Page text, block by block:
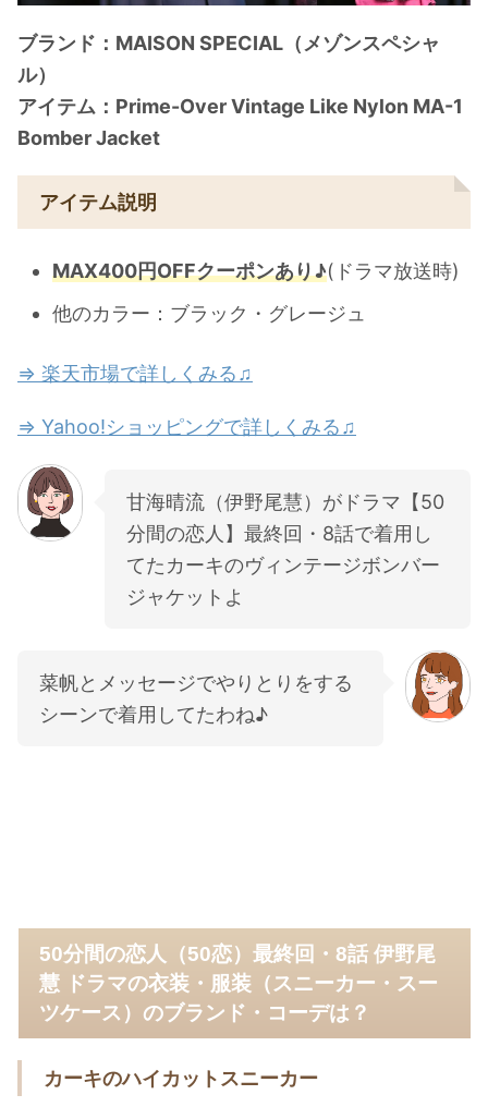
ブランド：MAISON SPECIAL（メゾンスペシャ
ル）
アイテム：Prime-Over Vintage Like Nylon MA-1
Bomber Jacket
アイテム説明
MAX400円OFFクーポンあり♪(ドラマ放送時)
他のカラー：ブラック・グレージュ
⇒ 楽天市場で詳しくみる♫
⇒ Yahoo!ショッピングで詳しくみる♫
甘海晴流（伊野尾慧）がドラマ【50
分間の恋人】最終回・8話で着用し
てたカーキのヴィンテージボンバー
ジャケットよ
菜帆とメッセージでやりとりをする
シーンで着用してたわね♪
50分間の恋人（50恋）最終回・8話 伊野尾
慧 ドラマの衣装・服装（スニーカー・スー
ツケース）のブランド・コーデは？
カーキのハイカットスニーカー